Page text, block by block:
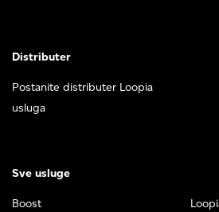
Distributer
Postanite distributer Loopia
usluga
Sve usluge
Boost